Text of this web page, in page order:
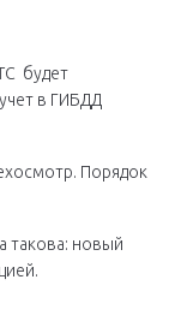
будет
в ГИБДД
Порядок
такова: новый